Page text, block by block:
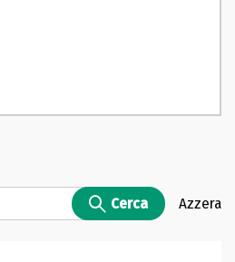
Cerca Azzera